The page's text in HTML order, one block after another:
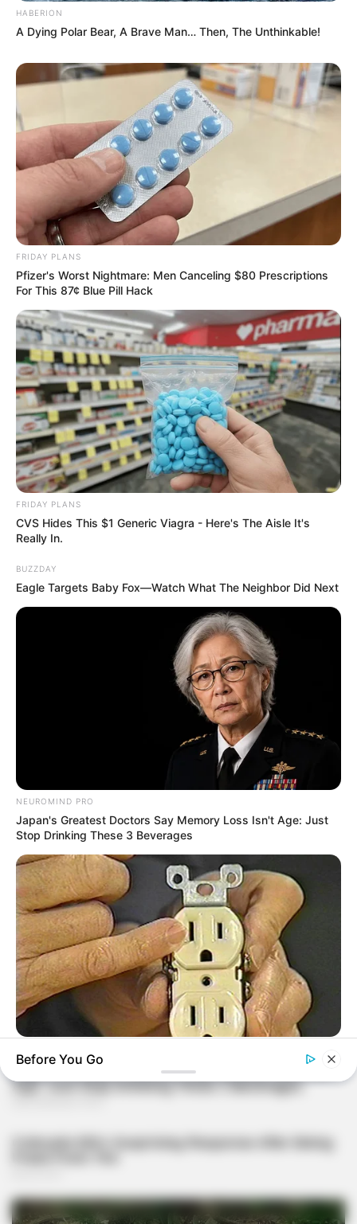
HABERION
A Dying Polar Bear, A Brave Man… Then, The Unthinkable!
FRIDAY PLANS
Pfizer's Worst Nightmare: Men Canceling $80 Prescriptions
For This 87¢ Blue Pill Hack
FRIDAY PLANS
CVS Hides This $1 Generic Viagra - Here's The Aisle It's
Really In.
BUZZDAY
Eagle Targets Baby Fox—Watch What The Neighbor Did Next
NEUROMIND PRO
Japan's Greatest Doctors Say Memory Loss Isn't Age: Just
Stop Drinking These 3 Beverages
1 Simple Hack To Save On Your Electric Bill (Try Tonight)
Before You Go